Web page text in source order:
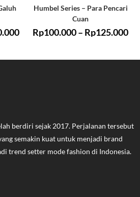
Humbel Series – Para Pencari
Cuan
Rp100.000– Rp125.000
berdiri sejak 2017. Perjalanan tersebut
semakin kuat untuk menjadi brand
trend setter mode fashion di Indonesia.